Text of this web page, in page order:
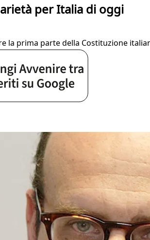
per Italia di oggi
la prima parte della Costituzione